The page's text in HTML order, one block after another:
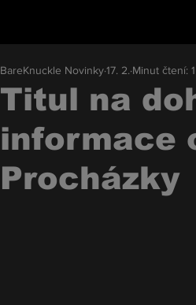
Titul na
informace
Procházky
BareKnuckle Novinky17. 2. Minut čtení: 1